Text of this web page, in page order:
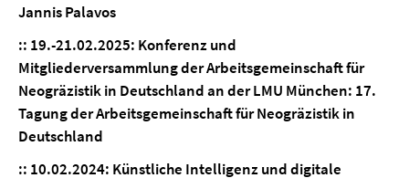
Jannis Palavos
:: 19.-21.02.2025: Konferenz und
Mitgliederversammlung der Arbeitsgemeinschaft für
Neogräzistik in Deutschland an der LMU München: 17.
Tagung der Arbeitsgemeinschaft für Neogräzistik in
Deutschland
:: 10.02.2024: Künstliche Intelligenz und digitale